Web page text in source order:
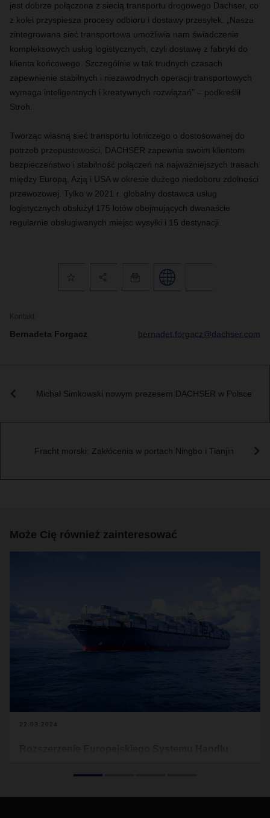
jest dobrze połączona z siecią transportu drogowego Dachser, co
z kolei przyspiesza procesy odbioru i dostawy przesyłek.
Nasza
zintegrowana sieć transportowa umożliwia nam świadczenie
kompleksowych usług logistycznych, czyli dostawę z fabryki do
klienta końcowego
Szczególnie w tak trudnych czasach
zapewnienie stabilnych i niezawodnych operacji transportowych
wymaga inteligentnych i kreatywnych rozwiązań” – podkreślił
Stroh.
Tworząc własną sieć transportu lotniczego o dostosowanej do
potrzeb przepustowości, DACHSER zapewnia swoim klientom
bezpieczeństwo i stabilność połączeń na najważniejszych trasach
między Europą, Azją i USA w okresie dużego niedoboru zdolności
przewozowej.
Tylko w 2021 r. globalny dostawca usług
logistycznych obsłużył 175 lotów obejmujących dwanaście
regularnie obsługiwanych miejsc wysyłki i 15 destynacji.
Kontakt
Bernadeta Forgacz bernadet.forgacz@dachser.com
Michał Simkowski nowym prezesem DACHSER w Polsce
Fracht morski: Zakłócenia w portach Ningbo i Tianjin
Może Cię również zainteresować
22.03.2024
Europę neutralną dla klimatu. Aby to osiągnąć, Komisja